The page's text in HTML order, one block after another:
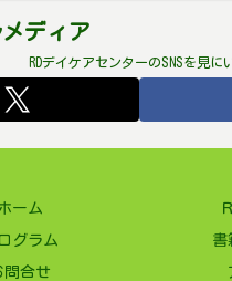
ディア
RDデイケアセンターのSNSを見に
ーム
グラム 書
問合せ